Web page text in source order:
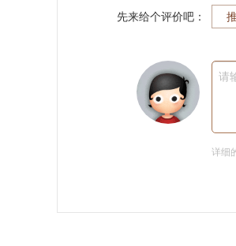
先来给个评价吧：
请
详细